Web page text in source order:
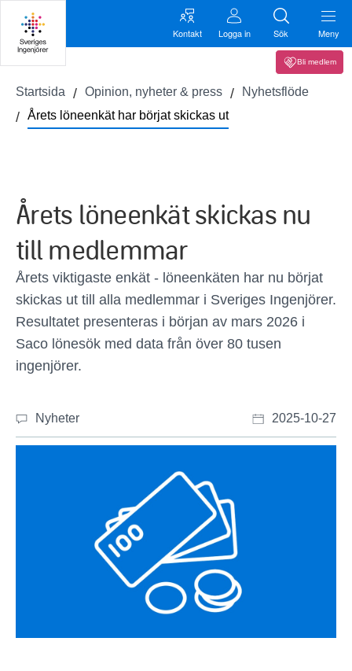
Kontakt Logga in Sök Meny
Bli medlem
Startsida Opinion, nyheter & press
Nyhetsflöde
Årets löneenkät har börjat skickas ut
Årets löneenkät skickas nu
till medlemmar
Årets viktigaste enkät - löneenkäten har nu börjat
skickas ut till alla medlemmar i Sveriges Ingenjörer.
Resultatet presenteras i början av mars 2026 i
Saco lönesök med data från över 80 tusen
ingenjörer.
Nyheter 2025-10-27